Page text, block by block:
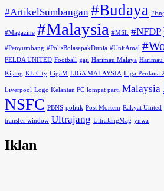
#ArtikelSumbangan #Budaya
#Magazine #Malaysia #MSL #NFDP
#Penyumbang #PolisBolasepakDunia #UnitAmal
FELDA UNITED Football gaji Harimau Malaya Harimau
Kijang KL City LigaM LIGA MALAYSIA Liga Perdana
Liverpool Logo Kelantan FC lompat parti Malaysia
NSFC PBNS politik Post Mortem Rakyat United
transfer window Ultrajang UltraJangMag ynwa
Iklan